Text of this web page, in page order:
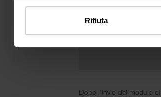
Rifiuta
Dopo l’invio del modulo